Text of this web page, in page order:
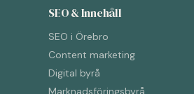
SEO & Innehåll
SEO i Örebro
Content marketing
Digital byrå
Marknadsföringsbyrå